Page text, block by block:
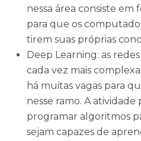
nessa área consiste
para que os
tirem suas próprias
Deep Learning: as
cada vez mais
há muitas vagas para
nesse ramo. A
programar algoritmos
sejam capazes de